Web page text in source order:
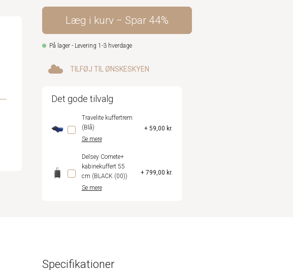
Læg i kurv Spar 44%
På lager - Levering 1-3 hverdage
TILFØJ TIL ØNSKESKYEN
Det gode tilvalg
Travelite kuffertrem
(Blå)
Se mere
+ 59,00 kr.
Delsey Comete+
kabinekuffert 55
cm (BLACK (00))
Se mere
+ 799,00 kr.
Specifikationer